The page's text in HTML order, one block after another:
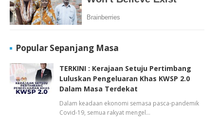
Popular Sepanjang Masa
TERKINI : Kerajaan Setuju Pertimbang
Luluskan Pengeluaran Khas KWSP 2.0
Dalam Masa Terdekat
Dalam keadaan ekonomi semasa pasca-pandemik
Covid-19, semua rakyat mengel…